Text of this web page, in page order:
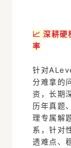
📈 深耕硬
率
针对
分难拿的
资，长期
历年真题
理专属解
系，针对
透难点、